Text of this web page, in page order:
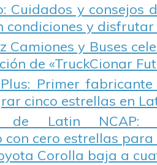
Cuidados y consejos
condiciones y disfrutar
Camiones y Buses
de «TruckCionar
Primer
cinco estrellas en
de Latin NCAP:
con cero estrellas para
Corolla baja a